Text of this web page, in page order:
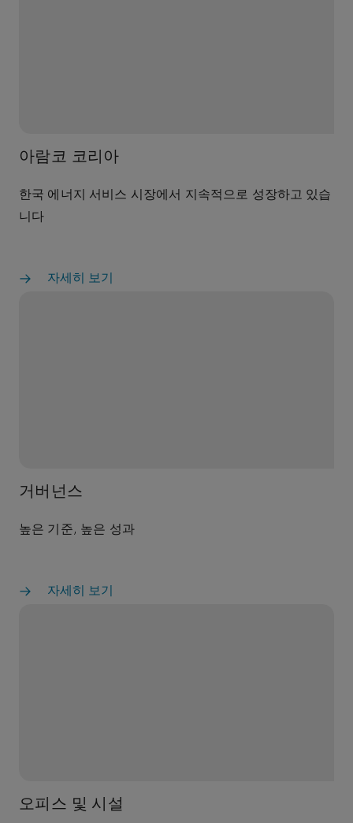
아람코 코리아
한국 에너지 서비스 시장에서 지속적으로 성장하고 있습
니다
자세히 보기
거버넌스
높은 기준, 높은 성과
자세히 보기
오피스 및 시설